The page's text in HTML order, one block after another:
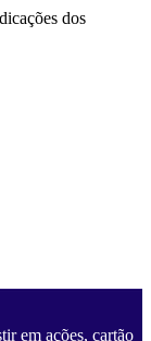
dos
em ações, cartão